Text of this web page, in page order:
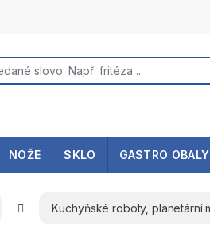
NOŽE SKLO GASTRO OBALY
Kuchyňské roboty, planetární